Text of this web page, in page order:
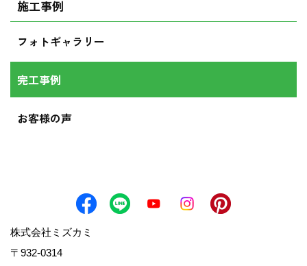
施工事例
フォトギャラリー
完工事例
お客様の声
株式会社ミズカミ
〒932-0314